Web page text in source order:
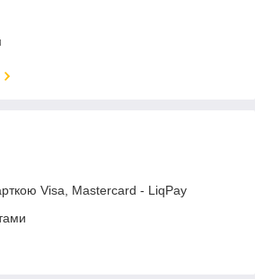
Visa, Mastercard - LiqPay